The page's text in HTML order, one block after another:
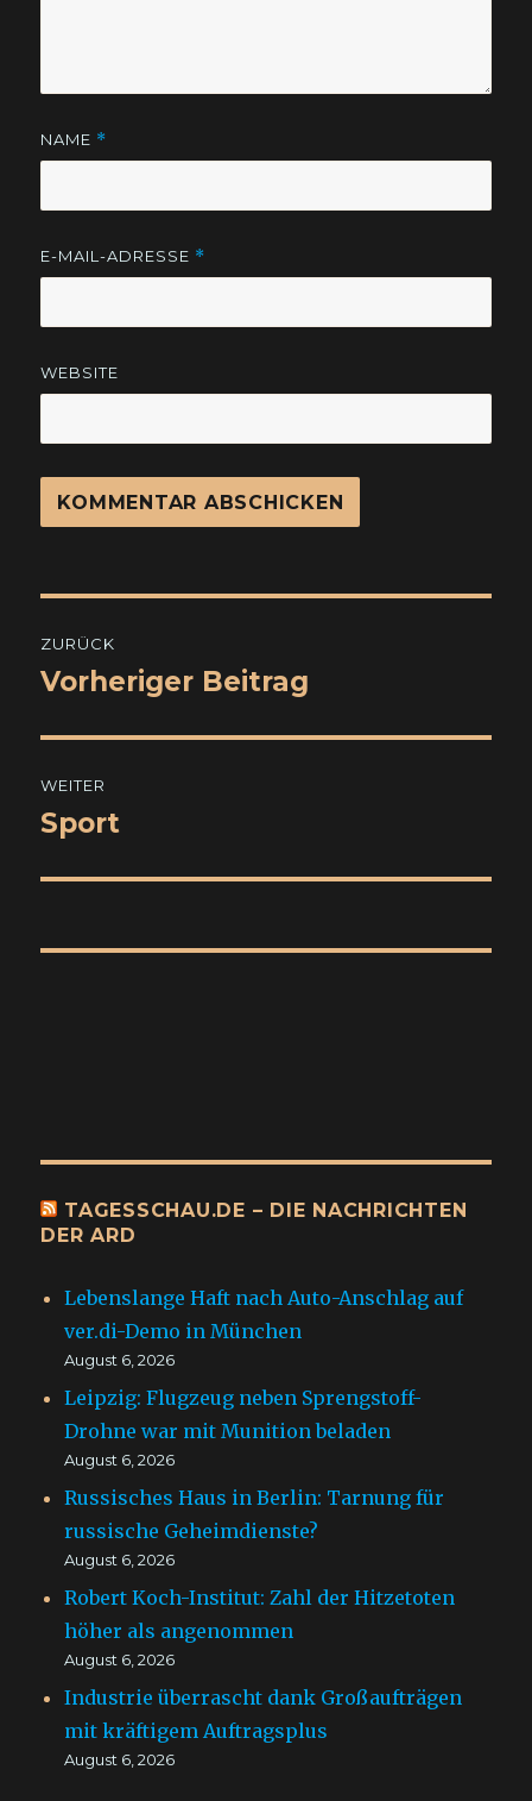
NAME *
E-MAIL-ADRESSE *
WEBSITE
ZURÜCK
Vorheriger
Vorheriger Beitrag
WEITER
Nächster
Sport
TAGESSCHAU.DE – DIE NACHRICHTEN
DER ARD
Lebenslange Haft nach Auto-Anschlag auf
ver.di-Demo in München
August 6, 2026
Leipzig: Flugzeug neben Sprengstoff-
Drohne war mit Munition beladen
August 6, 2026
Russisches Haus in Berlin: Tarnung für
russische Geheimdienste?
August 6, 2026
Robert Koch-Institut: Zahl der Hitzetoten
höher als angenommen
August 6, 2026
Industrie überrascht dank Großaufträgen
mit kräftigem Auftragsplus
August 6, 2026